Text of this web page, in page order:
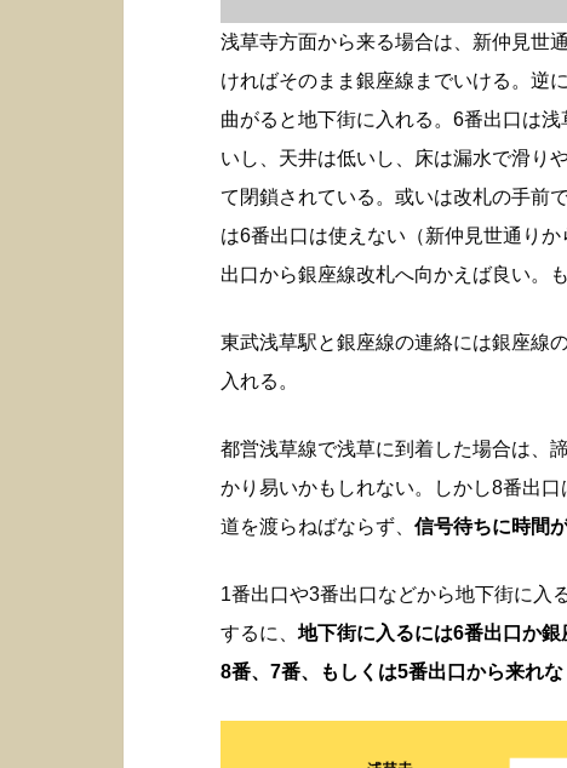
浅草寺方面から来る場合は、新仲見世
ければそのまま銀座線までいける。逆
曲がると地下街に入れる。6番出口は
いし、天井は低いし、床は漏水で滑り
て閉鎖されている。或いは改札の手前
は6番出口は使えない（新仲見世通り
出口から銀座線改札へ向かえば良い。
東武浅草駅と銀座線の連絡には銀座線
入れる。
都営浅草線で浅草に到着した場合は、
かり易いかもしれない。しかし8番出
道を渡らねばならず、 信号待ちに時間
1番出口や3番出口などから地下街に入
するに、 地下街に入るには6番出口か
8番、7番、もしくは5番出口から来れな